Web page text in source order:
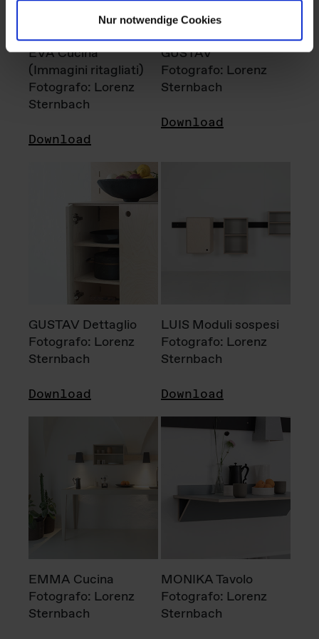
Nur notwendige Cookies
EVA Cucina
(Immagini ritagliati)
Fotografo: Lorenz
Sternbach
Download
GUSTAV
Fotografo: Lorenz
Sternbach
Download
GUSTAV Dettaglio
Fotografo: Lorenz
Sternbach
Download
LUIS Moduli sospesi
Fotografo: Lorenz
Sternbach
Download
EMMA Cucina
Fotografo: Lorenz
Sternbach
MONIKA Tavolo
Fotografo: Lorenz
Sternbach